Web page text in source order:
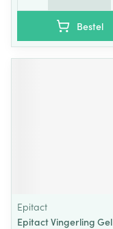
Bestel
Epitact
Epitact Vingerling